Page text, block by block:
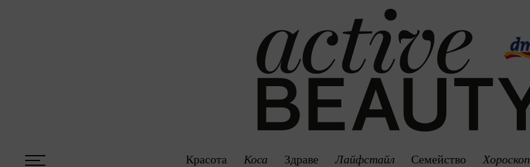
Красота Коса Здраве Лайфстайл Семейство Хороскоп